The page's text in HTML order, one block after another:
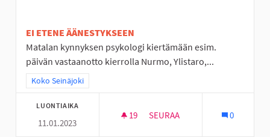
EI ETENE ÄÄNESTYKSEEN
Matalan kynnyksen psykologi kiertämään esim.
päivän vastaanotto kierrolla Nurmo, Ylistaro,...
Rajaa tulokset teeman mukaan: Koko Seinäjoki
Koko Seinäjoki
LUONTIAIKA
11.01.2023
19 19 SEURAAJAA
SEURAA 0